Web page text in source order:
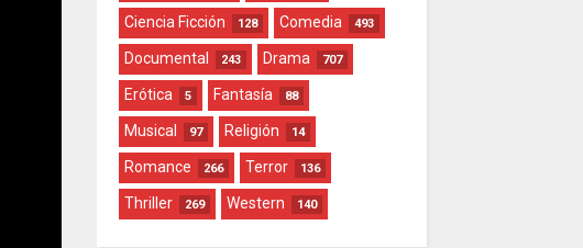
Ciencia Ficción 128 Comedia 493
Documental 243 Drama 707
Erótica 5 Fantasía 88
Musical 97 Religión 14
Romance 266 Terror 136
Thriller 269 Western 140